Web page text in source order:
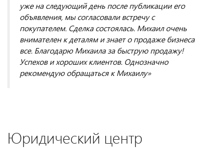
уже на следующий день после публикации его
объявления, мы согласовали встречу с
покупателем. Сделка состоялась. Михаил очень
внимателен к деталям и знает о продаже бизнеса
все. Благодарю Михаила за быструю продажу!
Успехов и хороших клиентов. Однозначно
рекомендую обращаться к Михаилу»
Юридический центр